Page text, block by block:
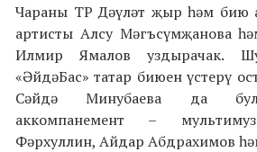
Чараны ТР Дәүләт җыр һәм бию
артисты Алсу Мәгъсүмҗанова
Илмир Ямалов уздырачак.
«ӘйдәБас» татар биюен үстерү
Сәйдә Минубаева да
аккомпанемент –
Фәрхуллин, Айдар Абдрахимов